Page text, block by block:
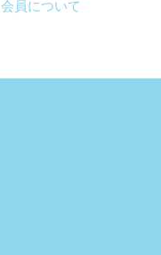
会員について